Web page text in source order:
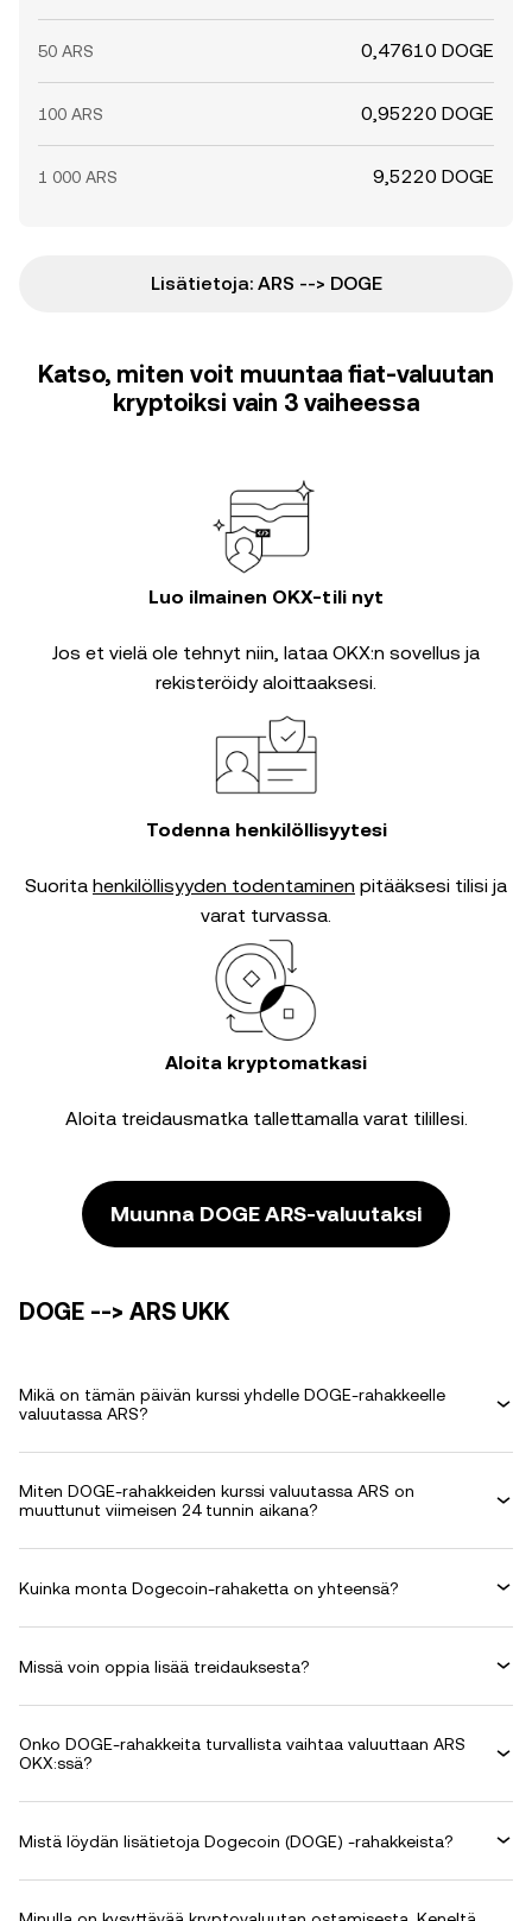
50 ARS 0,47610 DOGE
100 ARS 0,95220 DOGE
1 000 ARS 9,5220 DOGE
Lisätietoja: ARS --> DOGE
Katso, miten voit muuntaa fiat-valuutan
kryptoiksi vain 3 vaiheessa
Luo ilmainen OKX-tili nyt
Jos et vielä ole tehnyt niin, lataa OKX:n sovellus ja
rekisteröidy aloittaaksesi.
Todenna henkilöllisyytesi
Suorita henkilöllisyyden todentaminen pitääksesi tilisi ja
varat turvassa.
Aloita kryptomatkasi
Aloita treidausmatka tallettamalla varat tilillesi.
Muunna DOGE ARS-valuutaksi
DOGE --> ARS UKK
Mikä on tämän päivän kurssi yhdelle DOGE-rahakkeelle
valuutassa ARS?
Miten DOGE-rahakkeiden kurssi valuutassa ARS on
muuttunut viimeisen 24 tunnin aikana?
Kuinka monta Dogecoin-rahaketta on yhteensä?
Missä voin oppia lisää treidauksesta?
Onko DOGE-rahakkeita turvallista vaihtaa valuuttaan ARS
OKX:ssä?
Mistä löydän lisätietoja Dogecoin (DOGE) -rahakkeista?